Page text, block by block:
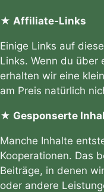
★ Affiliate-Links
Einige Links auf
Links. Wenn du über
erhalten wir eine
am Preis natürlich
★ Gesponserte
Manche Inhalte
Kooperationen. Das
Beiträge, in denen
oder andere